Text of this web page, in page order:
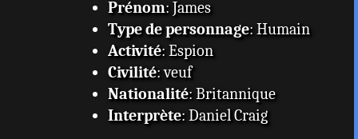
Prénom: James
Type de personnage: Humain
Activité: Espion
Civilité: veuf
Nationalité: Britannique
Interprète: Daniel Craig